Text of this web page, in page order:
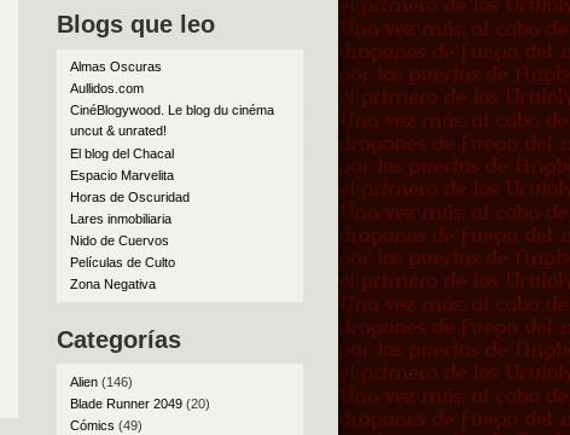
Blogs que leo
Almas Oscuras
Aullidos.com
CinéBlogywood. Le blog du cinéma
uncut & unrated!
El blog del Chacal
Espacio Marvelita
Horas de Oscuridad
Lares inmobiliaria
Nido de Cuervos
Películas de Culto
Zona Negativa
Categorías
Alien(146)
Blade Runner 2049(20)
Cómics (49)